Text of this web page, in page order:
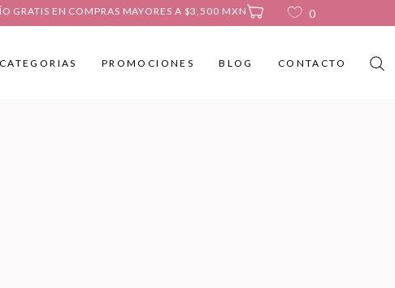
GRATIS EN COMPRAS MAYORES A $3,500 MXN
No products in the cart.
0
CATEGORIAS PROMOCIONES BLOG CONTACTO